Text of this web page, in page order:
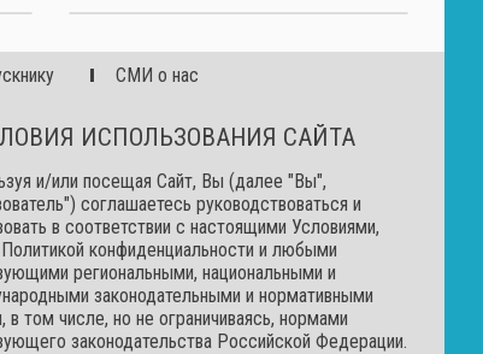
СМИ о нас
ИСПОЛЬЗОВАНИЯ САЙТА
и/или посещая Сайт, Вы (далее "Вы",
соглашаетесь руководствоваться и
в соответствии с настоящими Условиями,
конфиденциальности и любыми
региональными, национальными и
законодательными и нормативными
в том числе, но не ограничиваясь, нормами
законодательства Российской Федерации.